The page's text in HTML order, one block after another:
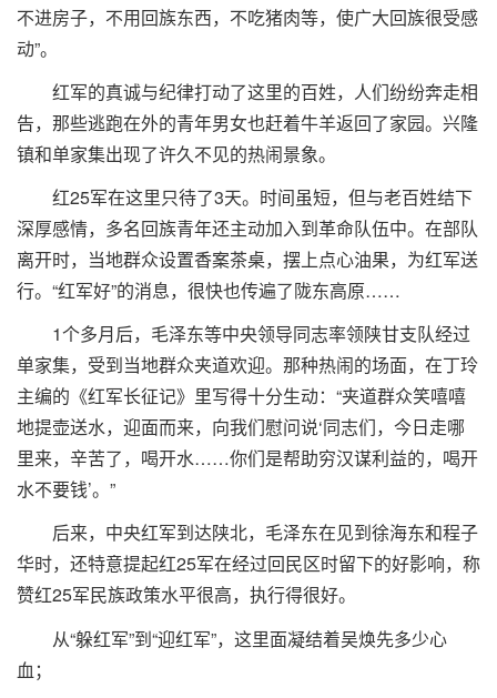
不进房子，不用回族东西，不吃猪肉等，使广大回族很受感
动”。
红军的真诚与纪律打动了这里的百姓，人们纷纷奔走相
告，那些逃跑在外的青年男女也赶着牛羊返回了家园。兴隆
镇和单家集出现了许久不见的热闹景象。
红25军在这里只待了3天。时间虽短，但与老百姓结下
深厚感情，多名回族青年还主动加入到革命队伍中。在部队
离开时，当地群众设置香案茶桌，摆上点心油果，为红军送
行。“红军好”的消息，很快也传遍了陇东高原……
1个多月后，毛泽东等中央领导同志率领陕甘支队经过
单家集，受到当地群众夹道欢迎。那种热闹的场面，在丁玲
主编的《红军长征记》里写得十分生动：“夹道群众笑嘻嘻
地提壶送水，迎面而来，向我们慰问说‘同志们，今日走哪
里来，辛苦了，喝开水……你们是帮助穷汉谋利益的，喝开
水不要钱’。”
后来，中央红军到达陕北，毛泽东在见到徐海东和程子
华时，还特意提起红25军在经过回民区时留下的好影响，称
赞红25军民族政策水平很高，执行得很好。
从“躲红军”到“迎红军”，这里面凝结着吴焕先多少心
血；